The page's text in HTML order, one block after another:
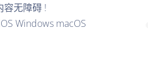
容无障碍 !
Windows macOS